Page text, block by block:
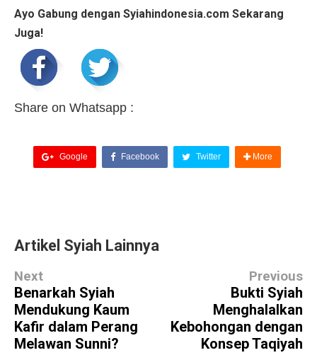
Ayo Gabung dengan Syiahindonesia.com Sekarang
Juga!
Share on Whatsapp :
Google Facebook Twitter More
Artikel Syiah Lainnya
Next
Benarkah Syiah
Mendukung Kaum
Kafir dalam Perang
Melawan Sunni?
Previous
Bukti Syiah
Menghalalkan
Kebohongan dengan
Konsep Taqiyah